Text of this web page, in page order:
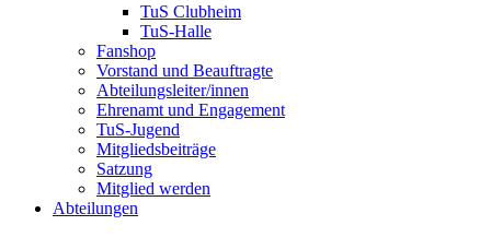
TuS Clubheim
TuS-Halle
Fanshop
Vorstand und Beauftragte
Abteilungsleiter/innen
Ehrenamt und Engagement
TuS-Jugend
Mitgliedsbeiträge
Satzung
Mitglied werden
Abteilungen